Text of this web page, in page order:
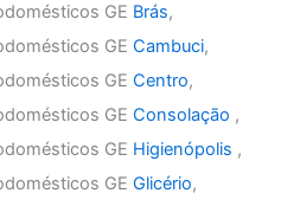
GE Brás,
GECambuci,
GECentro,
GEConsolação ,
GE Higienópolis ,
GEGlicério,